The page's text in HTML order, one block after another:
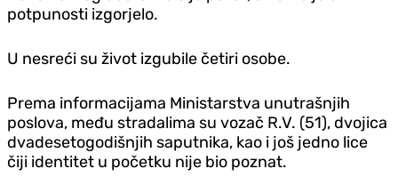
potpunosti izgorjelo.
U nesreći su život izgubile četiri osobe.
Prema informacijama Ministarstva unutrašnjih
poslova, među stradalima su vozač R.V. (51), dvojica
dvadesetogodišnjih saputnika, kao i još jedno lice
čiji identitet u početku nije bio poznat.